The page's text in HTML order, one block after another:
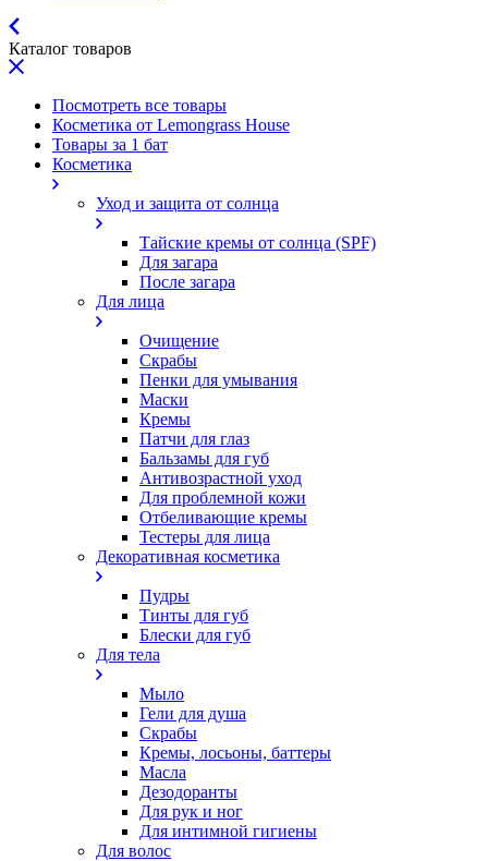
Каталог товаров
Посмотреть все товары
Косметика от Lemongrass House
Товары за 1 бат
Косметика
Уход и защита от солнца
Тайские кремы от солнца (SPF)
Для загара
После загара
Для лица
Очищение
Скрабы
Пенки для умывания
Маски
Кремы
Патчи для глаз
Бальзамы для губ
Антивозрастной уход
Для проблемной кожи
Oтбеливающие кремы
Тестеры для лица
Декоративная косметика
Пудры
Тинты для губ
Блески для губ
Для тела
Мыло
Гели для душа
Скрабы
Кремы, лосьоны, баттеры
Масла
Дезодоранты
Для рук и ног
Для интимной гигиены
Для волос